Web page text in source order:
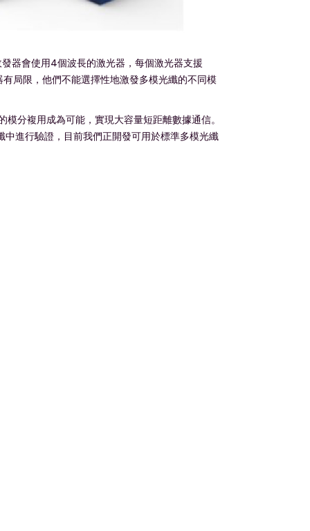
器會使用4個波長的激光器，每個激光器支援
局限，他們不能選擇性地激發多模光纖的不同模
分複用成為可能，實現大容量短距離數據通信。
進行驗證，目前我們正開發可用於標準多模光纖